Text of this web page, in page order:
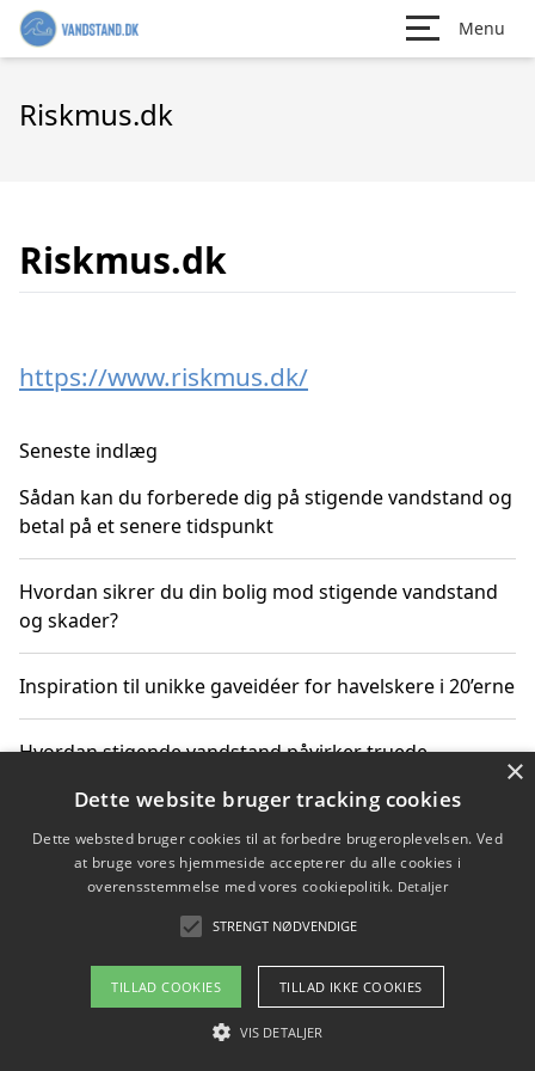
Menu
Riskmus.dk
Riskmus.dk
https://www.riskmus.dk/
Seneste indlæg
Sådan kan du forberede dig på stigende vandstand og
betal på et senere tidspunkt
Hvordan sikrer du din bolig mod stigende vandstand
og skader?
Inspiration til unikke gaveidéer for havelskere i 20’erne
Hvordan stigende vandstand påvirker truede
Sådan vælger du de bedste vandrerygsække til
vandreture i Danmark
Copyright 2026 - Pilanto Aps
Om / kontakt
×
Dette website bruger tracking cookies
Dette websted bruger cookies til at forbedre brugeroplevelsen. Ved
at bruge vores hjemmeside accepterer du alle cookies i
overensstemmelse med vores cookiepolitik. Detaljer
STRENGT NØDVENDIGE
TILLAD COOKIES TILLAD IKKE COOKIES
VIS DETALJER